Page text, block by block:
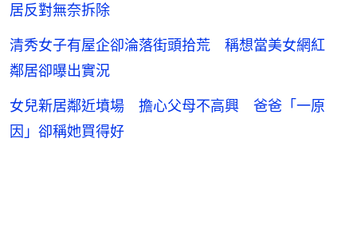
居反對無奈拆除
清秀女子有屋企卻淪落街頭拾荒 稱想當美女網紅
鄰居卻曝出實況
女兒新居鄰近墳場 擔心父母不高興 爸爸「一原
因」卻稱她買得好